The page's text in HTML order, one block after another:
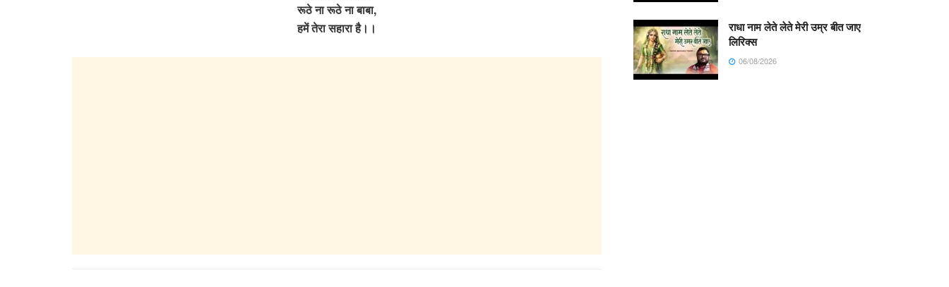
रूठे ना रूठे ना बाबा,
हमें तेरा सहारा है।।
राधा नाम लेते लेते मेरी उम्र बीत जाए
लिरिक्स
06/08/2026